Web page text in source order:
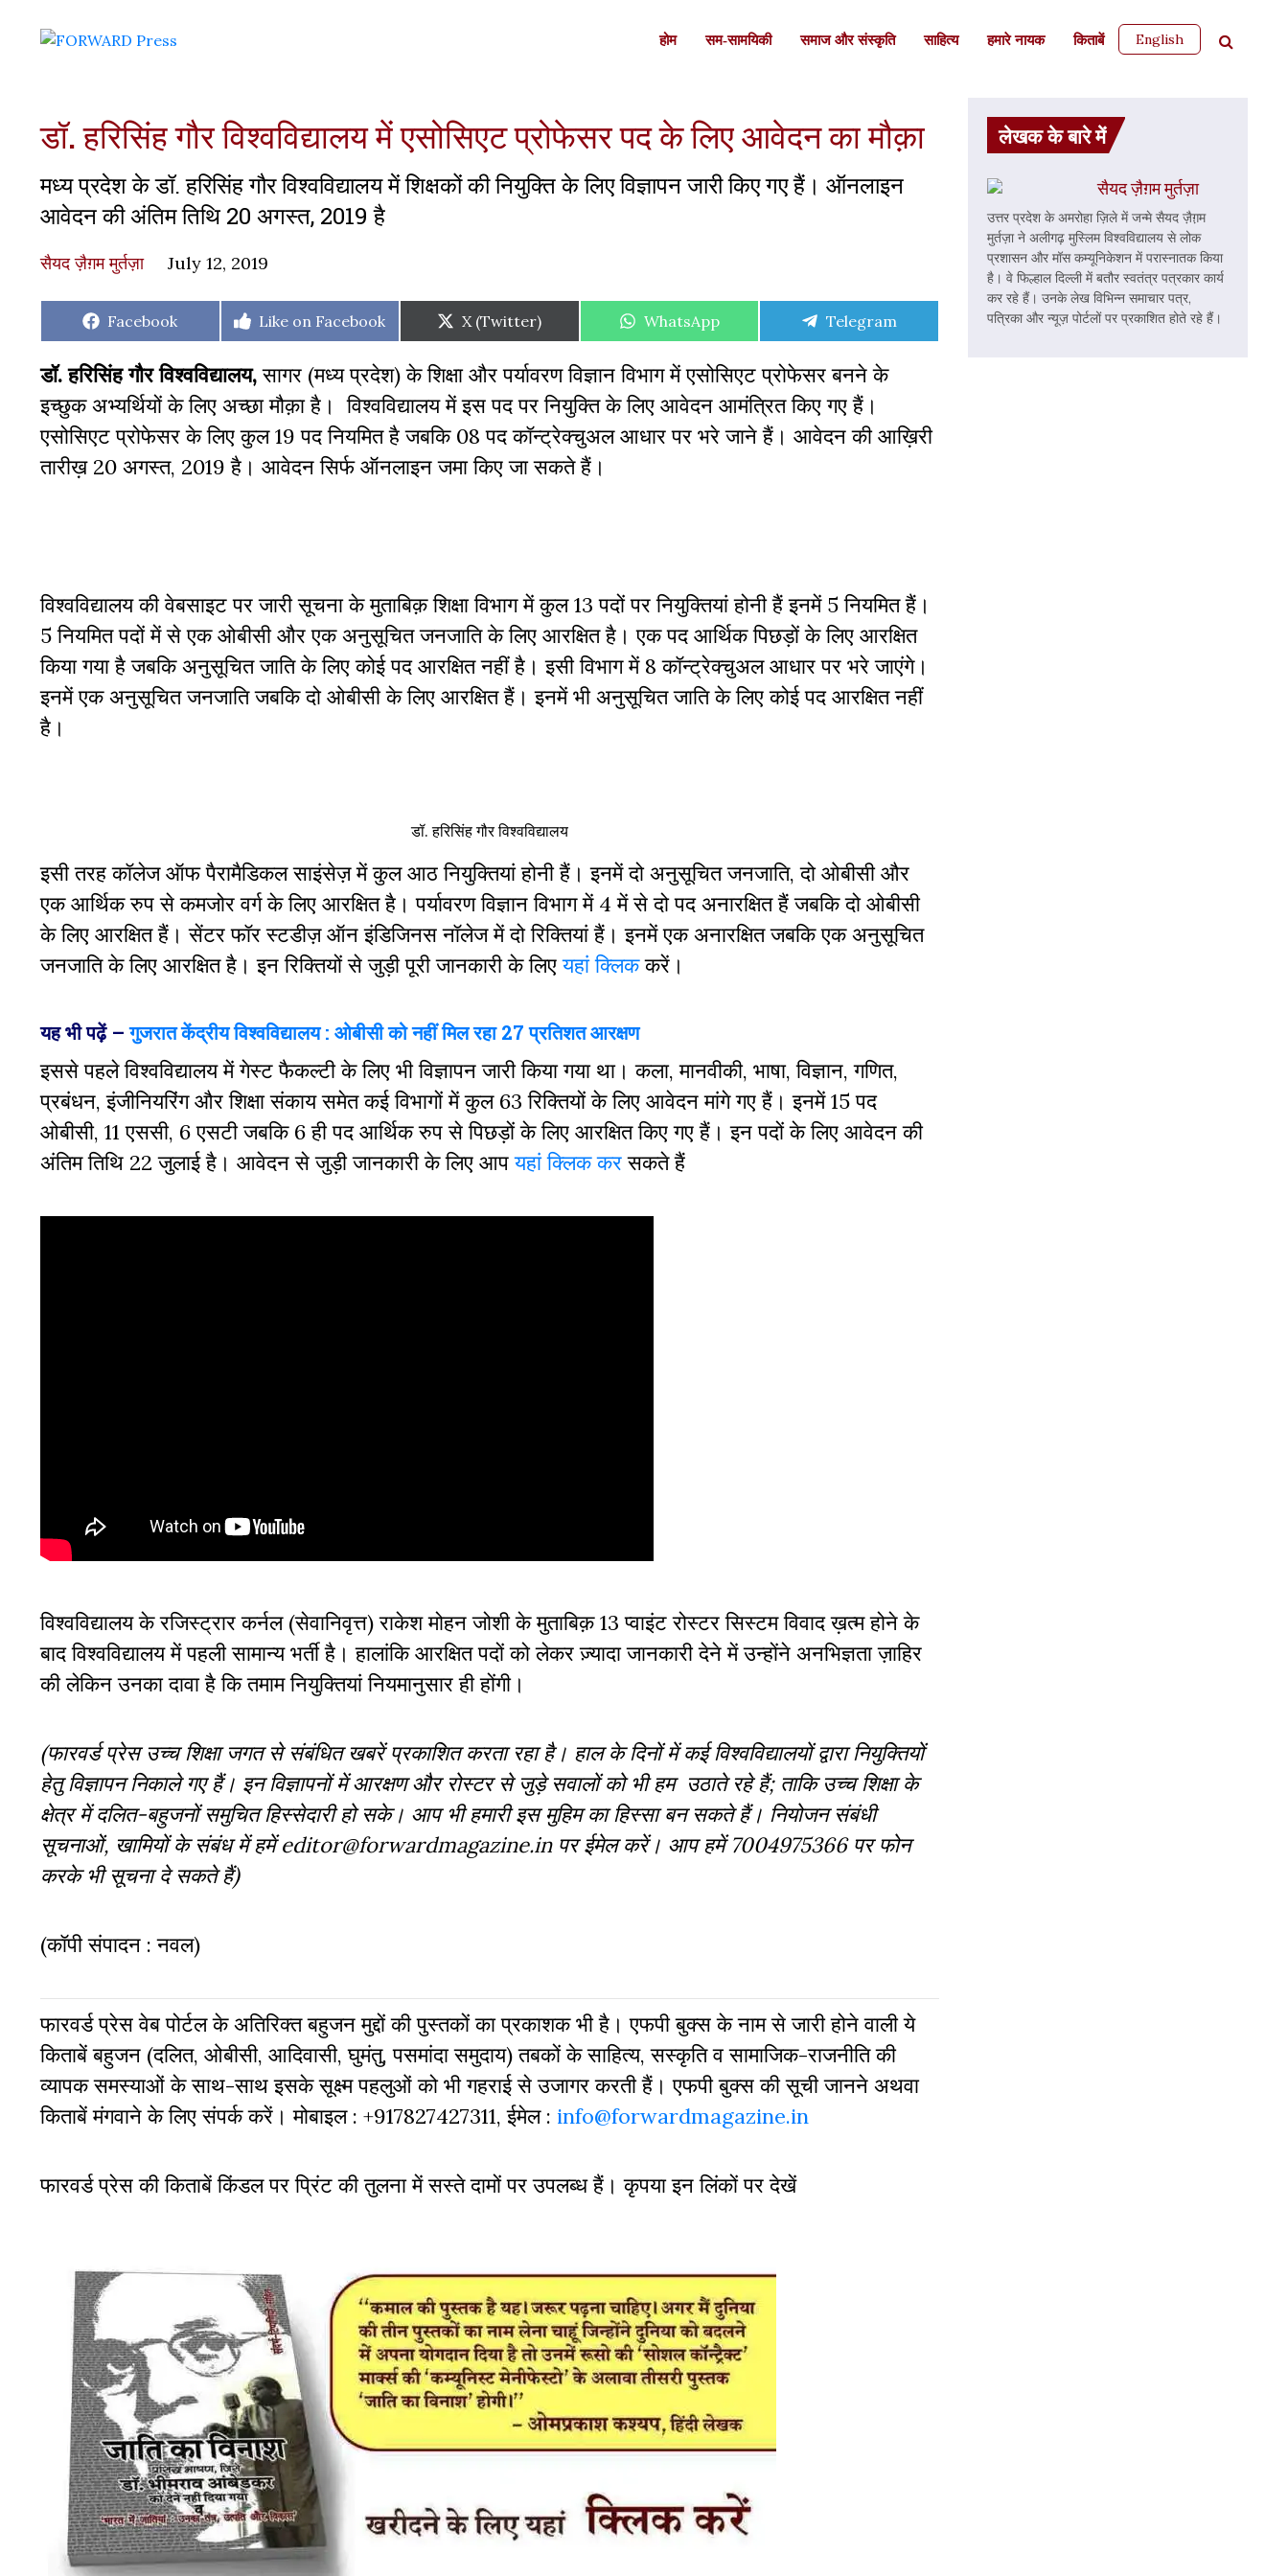
होम सम-सामयिकी समाज और संस्कृति साहित्‍य हमारे नायक किताबें English
डॉ. हरिसिंह गौर विश्वविद्यालय में एसोसिएट प्रोफेसर पद के लिए आवेदन का मौक़ा
मध्य प्रदेश के डॉ. हरिसिंह गौर विश्वविद्यालय में शिक्षकों की नियुक्ति के लिए विज्ञापन जारी किए गए हैं। ऑनलाइन
आवेदन की अंतिम तिथि 20 अगस्त, 2019 है
सैयद ज़ैग़म मुर्तज़ा July 12, 2019
Share
Facebook
Share
Like on Facebook
Share
on
X (Twitter)
Share
WhatsApp
Share
Telegram
डॉ. हरिसिंह गौर विश्वविद्यालय,सागर (मध्य प्रदेश) के शिक्षा और पर्यावरण विज्ञान विभाग में एसोसिएट प्रोफेसर बनने के
इच्छुक अभ्यर्थियों के लिए अच्छा मौक़ा है। विश्वविद्यालय में इस पद पर नियुक्ति के लिए आवेदन आमंत्रित किए गए हैं।
एसोसिएट प्रोफेसर के लिए कुल 19 पद नियमित है जबकि 08 पद कॉन्ट्रेक्चुअल आधार पर भरे जाने हैं। आवेदन की आख़िरी
तारीख़ 20 अगस्त, 2019 है। आवेदन सिर्फ ऑनलाइन जमा किए जा सकते हैं।
विश्वविद्यालय की वेबसाइट पर जारी सूचना के मुताबिक़ शिक्षा विभाग में कुल 13 पदों पर नियुक्तियां होनी हैं इनमें 5 नियमित हैं।
5 नियमित पदों में से एक ओबीसी और एक अनुसूचित जनजाति के लिए आरक्षित है। एक पद आर्थिक पिछड़ों के लिए आरक्षित
किया गया है जबकि अनुसूचित जाति के लिए कोई पद आरक्षित नहीं है। इसी विभाग में 8 कॉन्ट्रेक्चुअल आधार पर भरे जाएंगे।
इनमें एक अनुसूचित जनजाति जबकि दो ओबीसी के लिए आरक्षित हैं। इनमें भी अनुसूचित जाति के लिए कोई पद आरक्षित नहीं
है।
डॉ. हरिसिंह गौर विश्वविद्यालय
इसी तरह कॉलेज ऑफ पैरामैडिकल साइंसेज़ में कुल आठ नियुक्तियां होनी हैं। इनमें दो अनुसूचित जनजाति, दो ओबीसी और
एक आर्थिक रुप से कमजोर वर्ग के लिए आरक्षित है। पर्यावरण विज्ञान विभाग में 4 में से दो पद अनारक्षित हैं जबकि दो ओबीसी
के लिए आरक्षित हैं। सेंटर फॉर स्टडीज़ ऑन इंडिजिनस नॉलेज में दो रिक्तियां हैं। इनमें एक अनारक्षित जबकि एक अनुसूचित
जनजाति के लिए आरक्षित है। इन रिक्तियों से जुड़ी पूरी जानकारी के लिएयहां क्लिककरें।
यह भी पढ़ें –गुजरात केंद्रीय विश्वविद्यालय : ओबीसी को नहीं मिल रहा 27 प्रतिशत आरक्षण
इससे पहले विश्वविद्यालय में गेस्ट फैकल्टी के लिए भी विज्ञापन जारी किया गया था। कला, मानवीकी, भाषा, विज्ञान, गणित,
प्रबंधन, इंजीनियरिंग और शिक्षा संकाय समेत कई विभागों में कुल 63 रिक्तियों के लिए आवेदन मांगे गए हैं। इनमें 15 पद
ओबीसी, 11 एससी, 6 एसटी जबकि 6 ही पद आर्थिक रुप से पिछड़ों के लिए आरक्षित किए गए हैं। इन पदों के लिए आवेदन की
अंतिम तिथि 22 जुलाई है। आवेदन से जुड़ी जानकारी के लिए आपयहां क्लिक करसकते हैं
विश्वविद्यालय के रजिस्ट्रार कर्नल (सेवानिवृत्त) राकेश मोहन जोशी के मुताबिक़ 13 प्वाइंट रोस्टर सिस्टम विवाद ख़त्म होने के
बाद विश्वविद्यालय में पहली सामान्य भर्ती है। हालांकि आरक्षित पदों को लेकर ज़्यादा जानकारी देने में उन्होंने अनभिज्ञता ज़ाहिर
की लेकिन उनका दावा है कि तमाम नियुक्तियां नियमानुसार ही होंगी।
(फारवर्ड प्रेस उच्च शिक्षा जगत से संबंधित खबरें प्रकाशित करता रहा है। हाल के दिनों में कई विश्वविद्यालयों द्वारा नियुक्तियों
हेतु विज्ञापन निकाले गए हैं। इन विज्ञापनों में आरक्षण और रोस्टर से जुड़े सवालों को भी हम उठाते रहे हैं; ताकि उच्च शिक्षा के
क्षेत्र में दलित-बहुजनों समुचित हिस्सेदारी हो सके। आप भी हमारी इस मुहिम का हिस्सा बन सकते हैं। नियोजन संबंधी
सूचनाओं, खामियों के संबंध में हमें editor@forwardmagazine.in पर ईमेल करें। आप हमें 7004975366 पर फोन
करके भी सूचना दे सकते हैं)
(कॉपी संपादन : नवल)
फारवर्ड प्रेस वेब पोर्टल के अतिरिक्‍त बहुजन मुद्दों की पुस्‍तकों का प्रकाशक भी है। एफपी बुक्‍स के नाम से जारी होने वाली ये
किताबें बहुजन (दलित, ओबीसी, आदिवासी, घुमंतु, पसमांदा समुदाय) तबकों के साहित्‍य, सस्‍क‍ृति व सामाजिक-राजनीति की
व्‍यापक समस्‍याओं के साथ-साथ इसके सूक्ष्म पहलुओं को भी गहराई से उजागर करती हैं। एफपी बुक्‍स की सूची जानने अथवा
किताबें मंगवाने के लिए संपर्क करें। मोबाइल : +917827427311, ईमेल : info@forwardmagazine.in
फारवर्ड प्रेस की किताबें किंडल पर प्रिंट की तुलना में सस्ते दामों पर उपलब्ध हैं। कृपया इन लिंकों पर देखें
लेखक के बारे में
सैयद ज़ैग़म मुर्तज़ा
उत्तर प्रदेश के अमरोहा ज़िले में जन्मे सैयद ज़ैग़़म
मुर्तज़ा ने अलीगढ़ मुस्लिम विश्वविद्यालय से लोक
प्रशासन और मॉस कम्यूनिकेशन में परास्नातक किया
है। वे फिल्हाल दिल्ली में बतौर स्वतंत्र पत्रकार कार्य
कर रहे हैं। उनके लेख विभिन्न समाचार पत्र,
पत्रिका और न्यूज़ पोर्टलों पर प्रकाशित होते रहे हैं।